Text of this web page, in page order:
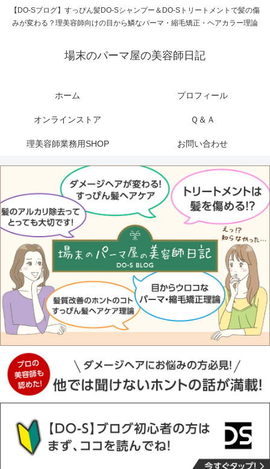
【DO-Sブログ】すっぴん髪DO-Sシャンプー＆DO-Sトリートメントで髪の傷
みが変わる？理美容師向けの目から鱗なパーマ・縮毛矯正・ヘアカラー理論
場末のパーマ屋の美容師日記
ホーム プロフィール
オンラインストア Ｑ＆Ａ
理美容師業務用SHOP お問い合わせ